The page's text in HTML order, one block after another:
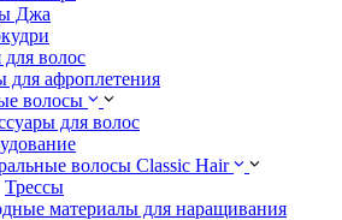
Джа
волос
для афроплетения
волосы
для волос
волосы Classic Hair
Трессы
материалы для наращивания